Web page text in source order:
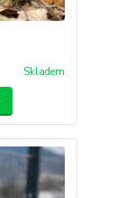
Skladem